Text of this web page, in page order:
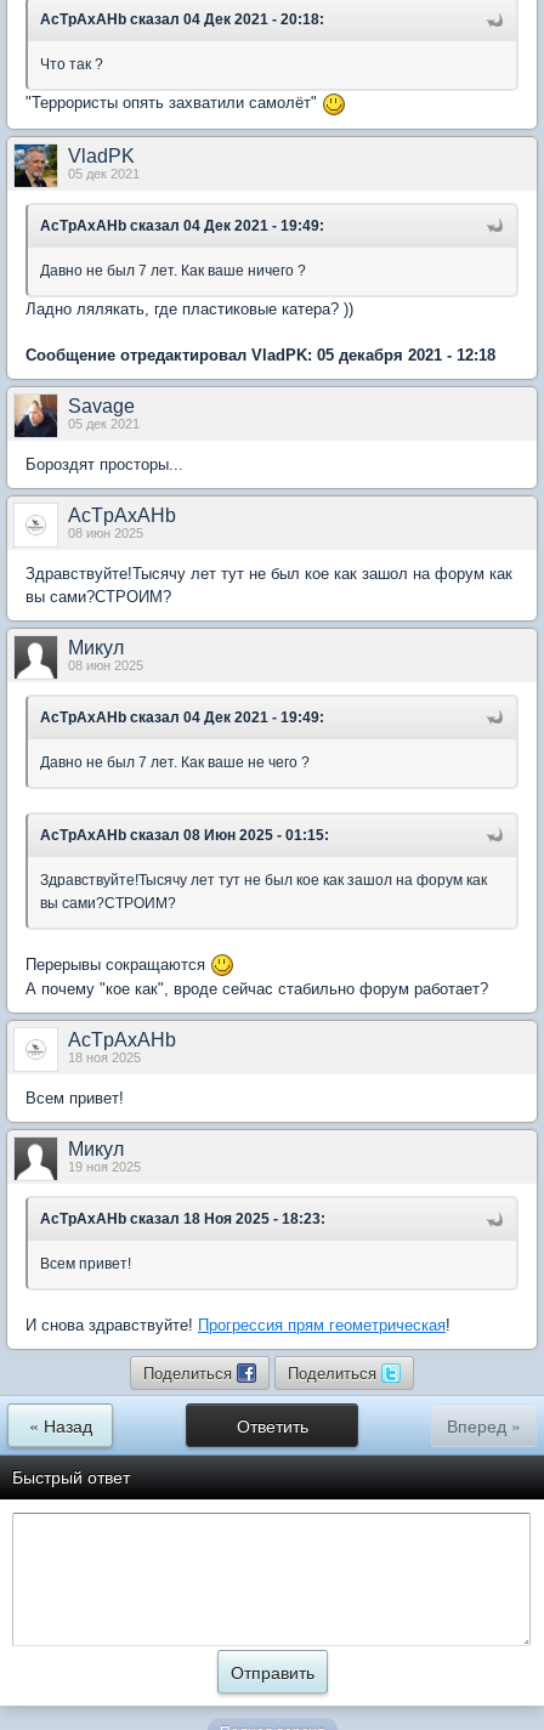
AcTpAxAHb сказал 04 Дек 2021 - 20:18:
Что так ?
"Террористы опять захватили самолёт"
VladPK
05 дек 2021
AcTpAxAHb сказал 04 Дек 2021 - 19:49:
Давно не был 7 лет. Как ваше ничего ?
Ладно лялякать, где пластиковые катера? ))
Сообщение отредактировал VladPK: 05 декабря 2021 - 12:18
Savage
05 дек 2021
Бороздят просторы...
AcTpAxAHb
08 июн 2025
Здравствуйте!Тысячу лет тут не был кое как зашол на форум как
вы сами?СТРОИМ?
Микул
08 июн 2025
AcTpAxAHb сказал 04 Дек 2021 - 19:49:
Давно не был 7 лет. Как ваше не чего ?
AcTpAxAHb сказал 08 Июн 2025 - 01:15:
Здравствуйте!Тысячу лет тут не был кое как зашол на форум как
вы сами?СТРОИМ?
Перерывы сокращаются
А почему "кое как", вроде сейчас стабильно форум работает?
AcTpAxAHb
18 ноя 2025
Всем привет!
Микул
19 ноя 2025
AcTpAxAHb сказал 18 Ноя 2025 - 18:23:
Всем привет!
И снова здравствуйте! Прогрессия прям геометрическая!
Поделиться Поделиться
Ответить
« Назад Вперед »
Быстрый ответ